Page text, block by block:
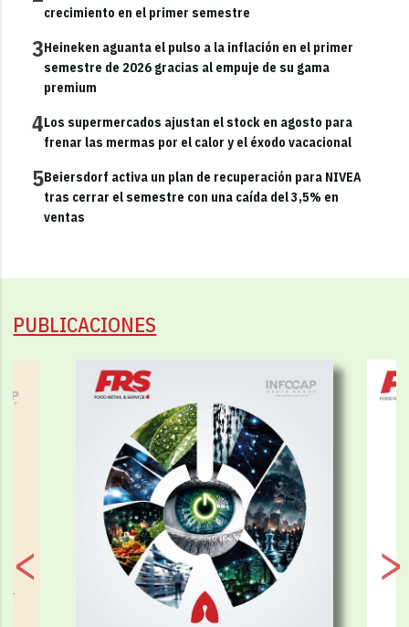
crecimiento en el primer semestre
3Heineken aguanta el pulso a la inflación en el primer
semestre de 2026 gracias al empuje de su gama
premium
4Los supermercados ajustan el stock en agosto para
frenar las mermas por el calor y el éxodo vacacional
5Beiersdorf activa un plan de recuperación para NIVEA
tras cerrar el semestre con una caída del 3,5% en
ventas
PUBLICACIONES